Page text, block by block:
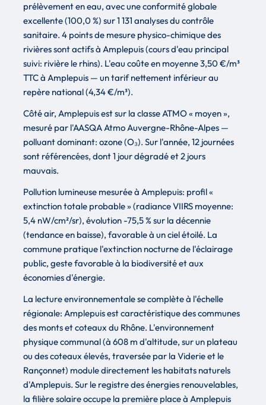
prélèvement en eau, avec une conformité globale
excellente (100,0 %) sur 1 131 analyses du contrôle
sanitaire. 4 points de mesure physico-chimique des
rivières sont actifs à Amplepuis (cours d'eau principal
suivi: rivière le rhins). L'eau coûte en moyenne 3,50 €/m³
TTC à Amplepuis — un tarif nettement inférieur au
repère national (4,34 €/m³).
Côté air, Amplepuis est sur la classe ATMO « moyen »,
mesuré par l'AASQA Atmo Auvergne-Rhône-Alpes —
polluant dominant: ozone (O₃). Sur l'année, 12 journées
sont référencées, dont 1 jour dégradé et 2 jours
mauvais.
Pollution lumineuse mesurée à Amplepuis: profil «
extinction totale probable » (radiance VIIRS moyenne:
5,4 nW/cm²/sr), évolution -75,5 % sur la décennie
(tendance en baisse), favorable à un ciel étoilé. La
commune pratique l'extinction nocturne de l'éclairage
public, geste favorable à la biodiversité et aux
économies d'énergie.
La lecture environnementale se complète à l'échelle
régionale: Amplepuis est caractéristique des communes
des monts et coteaux du Rhône. L'environnement
physique communal (à 608 m d'altitude, sur un plateau
ou des coteaux élevés, traversée par la Viderie et le
Rançonnet) module directement les habitats naturels
d'Amplepuis. Sur le registre des énergies renouvelables,
la filière solaire occupe la première place à Amplepuis